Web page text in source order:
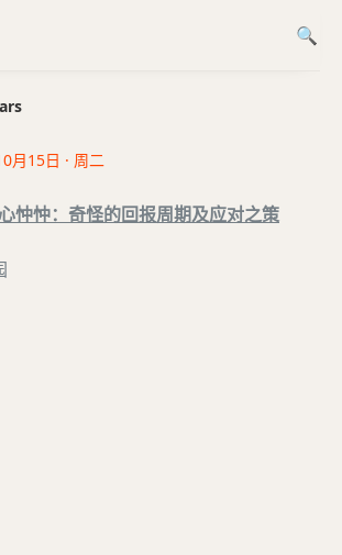
月15日 · 周二
忡忡：奇怪的回报周期及应对之策